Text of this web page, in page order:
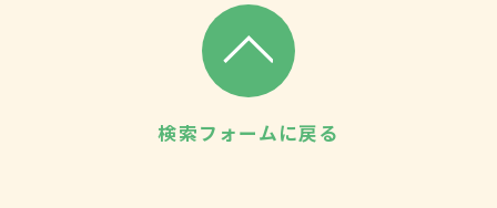
検索フォームに戻る